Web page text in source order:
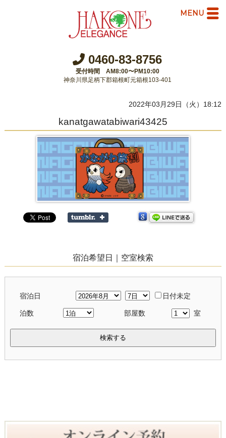
0460-83-8756
受付時間 AM8:00〜PM10:00
神奈川県足柄下郡箱根町元箱根103-401
2022年03月29日（火）18:12
kanatgawatabiwari43425
宿泊希望日｜空室検索
宿泊日 日付未定
泊数 部屋数 室
検索する
MENU